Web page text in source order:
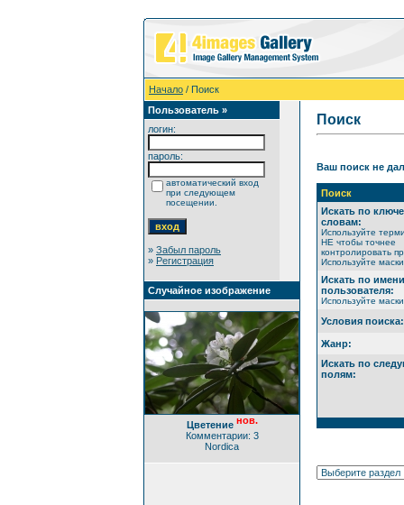
Начало / Поиск
Пользователь »
логин:
пароль:
автоматический вход
при следующем
посещении.
» Забыл пароль
» Регистрация
Случайное изображение
Цветение нов.
Комментарии: 3
Nordica
Поиск
Ваш поиск не дал
Поиск
Искать по
словам:
Используйте
НЕ чтобы точнее
контролировать
Используйте
Искать по имени
пользователя:
Используйте
Условия поиска:
Жанр:
Искать по
полям: